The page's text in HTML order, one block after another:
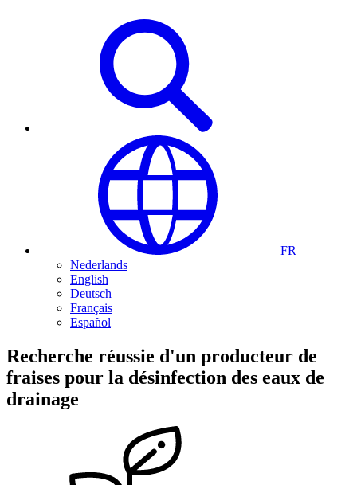
FR
Nederlands
English
Deutsch
Français
Español
Recherche réussie d'un producteur de
fraises pour la désinfection des eaux de
drainage